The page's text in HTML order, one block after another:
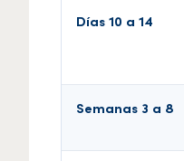
Días 10 a 14
Semanas 3 a 8